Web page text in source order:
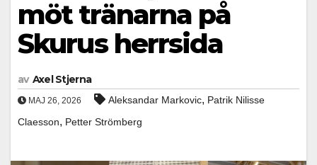
möt tränarna på
Skurus herrsida
av Axel Stjerna
MAJ 26, 2026 Aleksandar Markovic, Patrik Nilisse
Claesson, Petter Strömberg